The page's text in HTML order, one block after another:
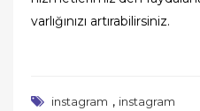
varlığınızı artırabilirsiniz.
instagram , instagram